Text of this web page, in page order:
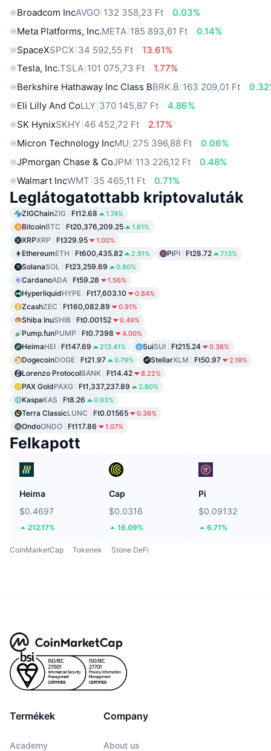
Broadcom IncAVGO 132 358,23 Ft
0.03%
Meta Platforms, Inc.META 185 893,61 Ft
0.14%
SpaceXSPCX 34 592,55 Ft
13.61%
Tesla, Inc.TSLA 101 075,73 Ft
1.77%
Berkshire Hathaway Inc Class BBRK.B 163 209,01 Ft
Eli Lilly And CoLLY 370 145,87 Ft
4.86%
SK HynixSKHY 46 452,72 Ft
2.17%
Micron Technology IncMU 275 396,88 Ft
0.06%
JPmorgan Chase & CoJPM 113 226,12 Ft
0.48%
Walmart IncWMT 35 465,11 Ft 0.71%
Leglátogatottabb kriptovaluták
ZIGChainZIG Ft12.68 1.74%
BitcoinBTC Ft20,376,209.25 1.61%
XRPXRP Ft329.95 1.00%
EthereumETH Ft600,435.82 2.91% PiPI Ft28.72 7.13%
SolanaSOL Ft23,259.69 0.80%
CardanoADA Ft59.28 1.56%
HyperliquidHYPE Ft17,603.10 0.84%
ZcashZEC Ft160,082.89 0.91%
Shiba InuSHIB Ft0.00152 0.49%
Pump.funPUMP Ft0.7398 4.00%
HeimaHEI Ft147.69 213.41% SuiSUI Ft215.24 0.38%
DogecoinDOGE Ft21.97 0.79% StellarXLM Ft50.97 2.19%
Lorenzo ProtocolBANK Ft14.42 8.22%
PAX GoldPAXG Ft1,337,237.89 2.80%
KaspaKAS Ft8.26 0.93%
Terra ClassicLUNC Ft0.01565 0.36%
OndoONDO Ft117.86 1.07%
Felkapott
Heima
$0.4697
212.17%
Cap
$0.0316
16.09%
Pi
$0.09132
6.71%
CoinMarketCap Tokenek Stone DeFi
Termékek
Academy
Company
About us